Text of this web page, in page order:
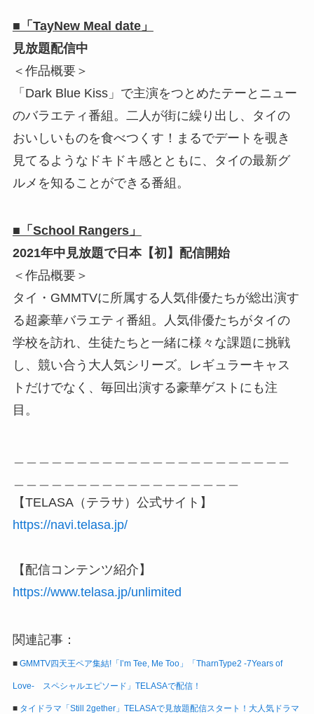
■「TayNew Meal date」
見放題配信中
＜作品概要＞
「Dark Blue Kiss」で主演をつとめたテーとニュー
のバラエティ番組。二人が街に繰り出し、タイの
おいしいものを食べつくす！まるでデートを覗き
見てるようなドキドキ感とともに、タイの最新グ
ルメを知ることができる番組。
■「School Rangers」
2021年中見放題で日本【初】配信開始
＜作品概要＞
タイ・GMMTVに所属する人気俳優たちが総出演す
る超豪華バラエティ番組。人気俳優たちがタイの
学校を訪れ、生徒たちと一緒に様々な課題に挑戦
し、競い合う大人気シリーズ。レギュラーキャス
トだけでなく、毎回出演する豪華ゲストにも注
目。
【TELASA（テラサ）公式サイト】
https://navi.telasa.jp/
【配信コンテンツ紹介】
https://www.telasa.jp/unlimited
関連記事：
■ GMMTV四天王ペア集結!「I’m Tee, Me Too」「TharnType2 -7Years of
Love- スペシャルエピソード」TELASAで配信！
■ タイドラマ「Still 2gether」TELASAで見放題配信スタート！大人気ドラマ